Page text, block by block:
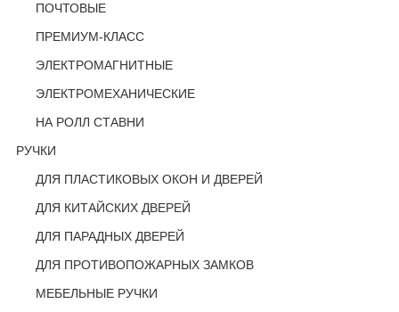
ПОЧТОВЫЕ
ПРЕМИУМ-КЛАСС
ЭЛЕКТРОМАГНИТНЫЕ
ЭЛЕКТРОМЕХАНИЧЕСКИЕ
НА РОЛЛ СТАВНИ
РУЧКИ
ДЛЯ ПЛАСТИКОВЫХ ОКОН И ДВЕРЕЙ
ДЛЯ КИТАЙСКИХ ДВЕРЕЙ
ДЛЯ ПАРАДНЫХ ДВЕРЕЙ
ДЛЯ ПРОТИВОПОЖАРНЫХ ЗАМКОВ
МЕБЕЛЬНЫЕ РУЧКИ